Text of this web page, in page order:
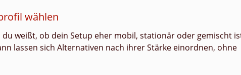
wählen
weißt, ob dein Setup eher mobil, stationär oder gemischt
lassen sich Alternativen nach ihrer Stärke einordnen, ohne